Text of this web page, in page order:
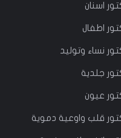
اسنان
اطفال
نساء وتوليد
جلدية
عيون
قلب واوعية دموية